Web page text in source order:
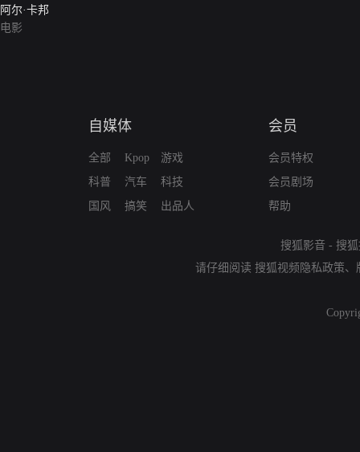
阿尔·卡邦
电影
自媒体
全部
科普
国风
Kpop
汽车
搞笑
游戏
科技
出品人
会员
会员特权
会员剧场
帮助
搜狐影音 - 搜
请仔细阅读 搜狐视频隐私政策、